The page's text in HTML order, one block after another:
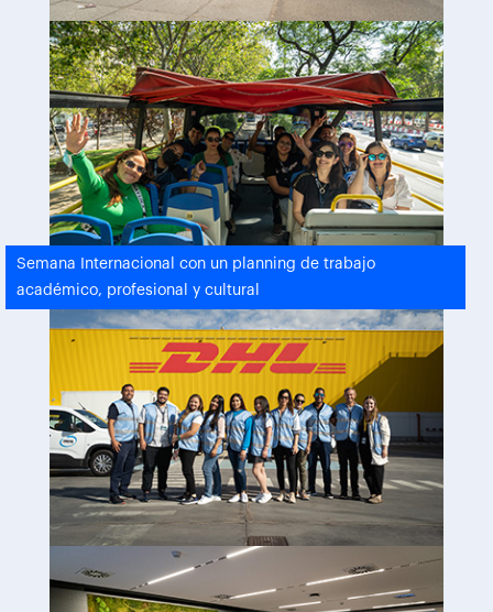
Semana Internacional con un planning de trabajo
académico, profesional y cultural